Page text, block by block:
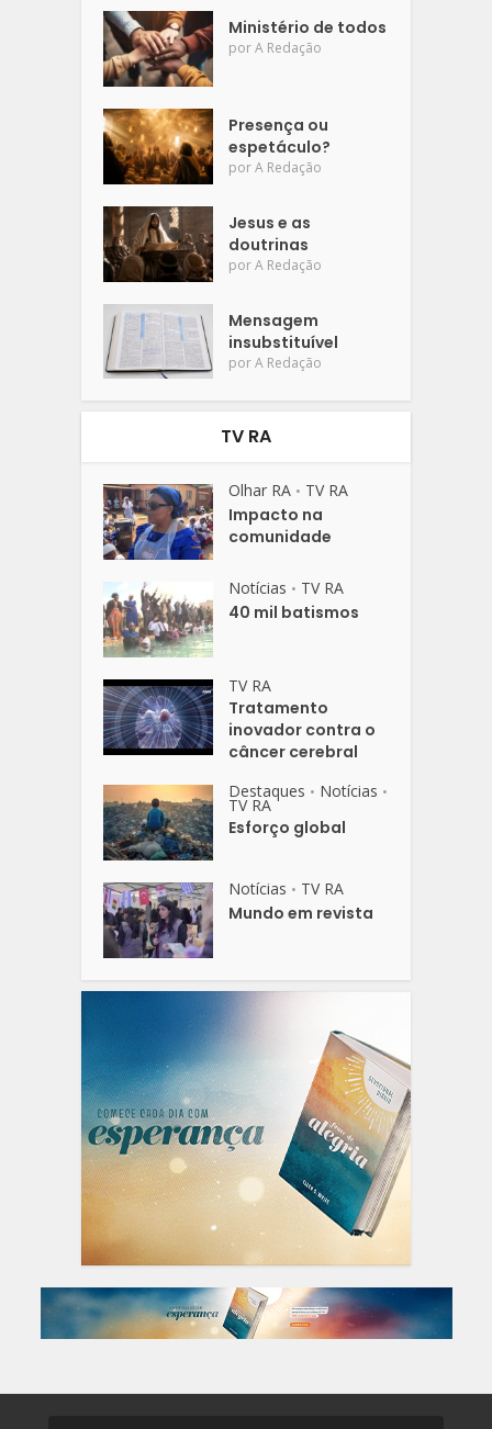
Ministério de todos
porA Redação
Presença ou
espetáculo?
porA Redação
Jesus e as
doutrinas
porA Redação
Mensagem
insubstituível
porA Redação
TV RA
Olhar RA • TV RA
Impacto na
comunidade
Notícias • TV RA
40 mil batismos
TV RA
Tratamento
inovador contra o
câncer cerebral
Destaques • Notícias •
TV RA
Esforço global
Notícias • TV RA
Mundo em revista